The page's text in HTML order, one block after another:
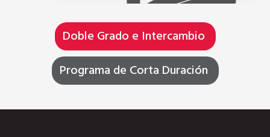
Doble Grado e Intercambio
Programa de Corta Duración